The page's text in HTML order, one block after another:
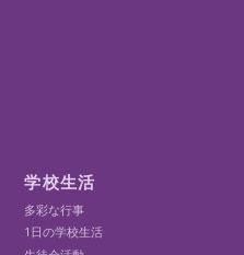
学校生活
多彩な行事
1日の学校生活